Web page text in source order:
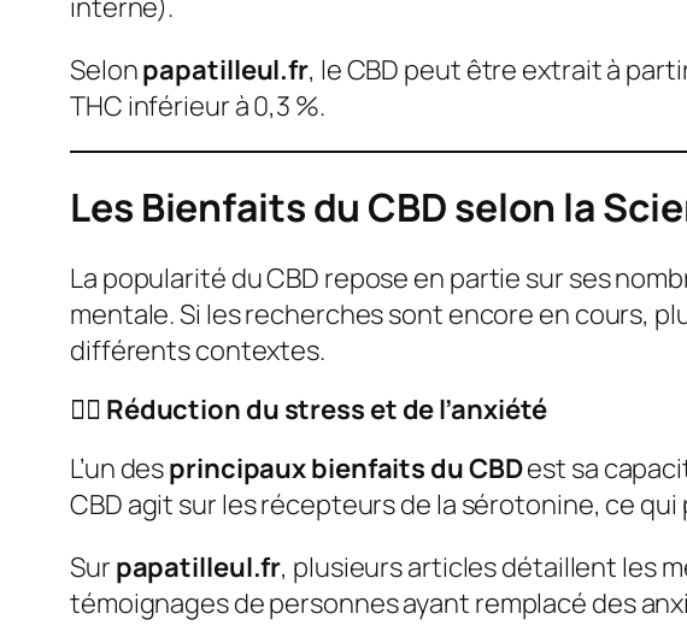
interne).
Selonpapatilleul.fr, le CBD peut être extrait à
THC inférieur à 0,3 %.
Les Bienfaits du CBD selon la
La popularité du CBD repose en partie sur ses
mentale. Si les recherches sont encore en cours,
différents contextes.
💆‍♀️ Réduction du stress et de l’anxiété
L’un desprincipaux bienfaits du CBDest sa
CBD agit sur les récepteurs de la sérotonine, ce
Sur papatilleul.fr, plusieurs articles détaillent les
témoignages de personnes ayant remplacé des